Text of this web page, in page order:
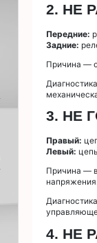
2. НЕ
Передние:
Задние:
Причина —
3. НЕ
Правый:
Левый:
Причина —
4. НЕ